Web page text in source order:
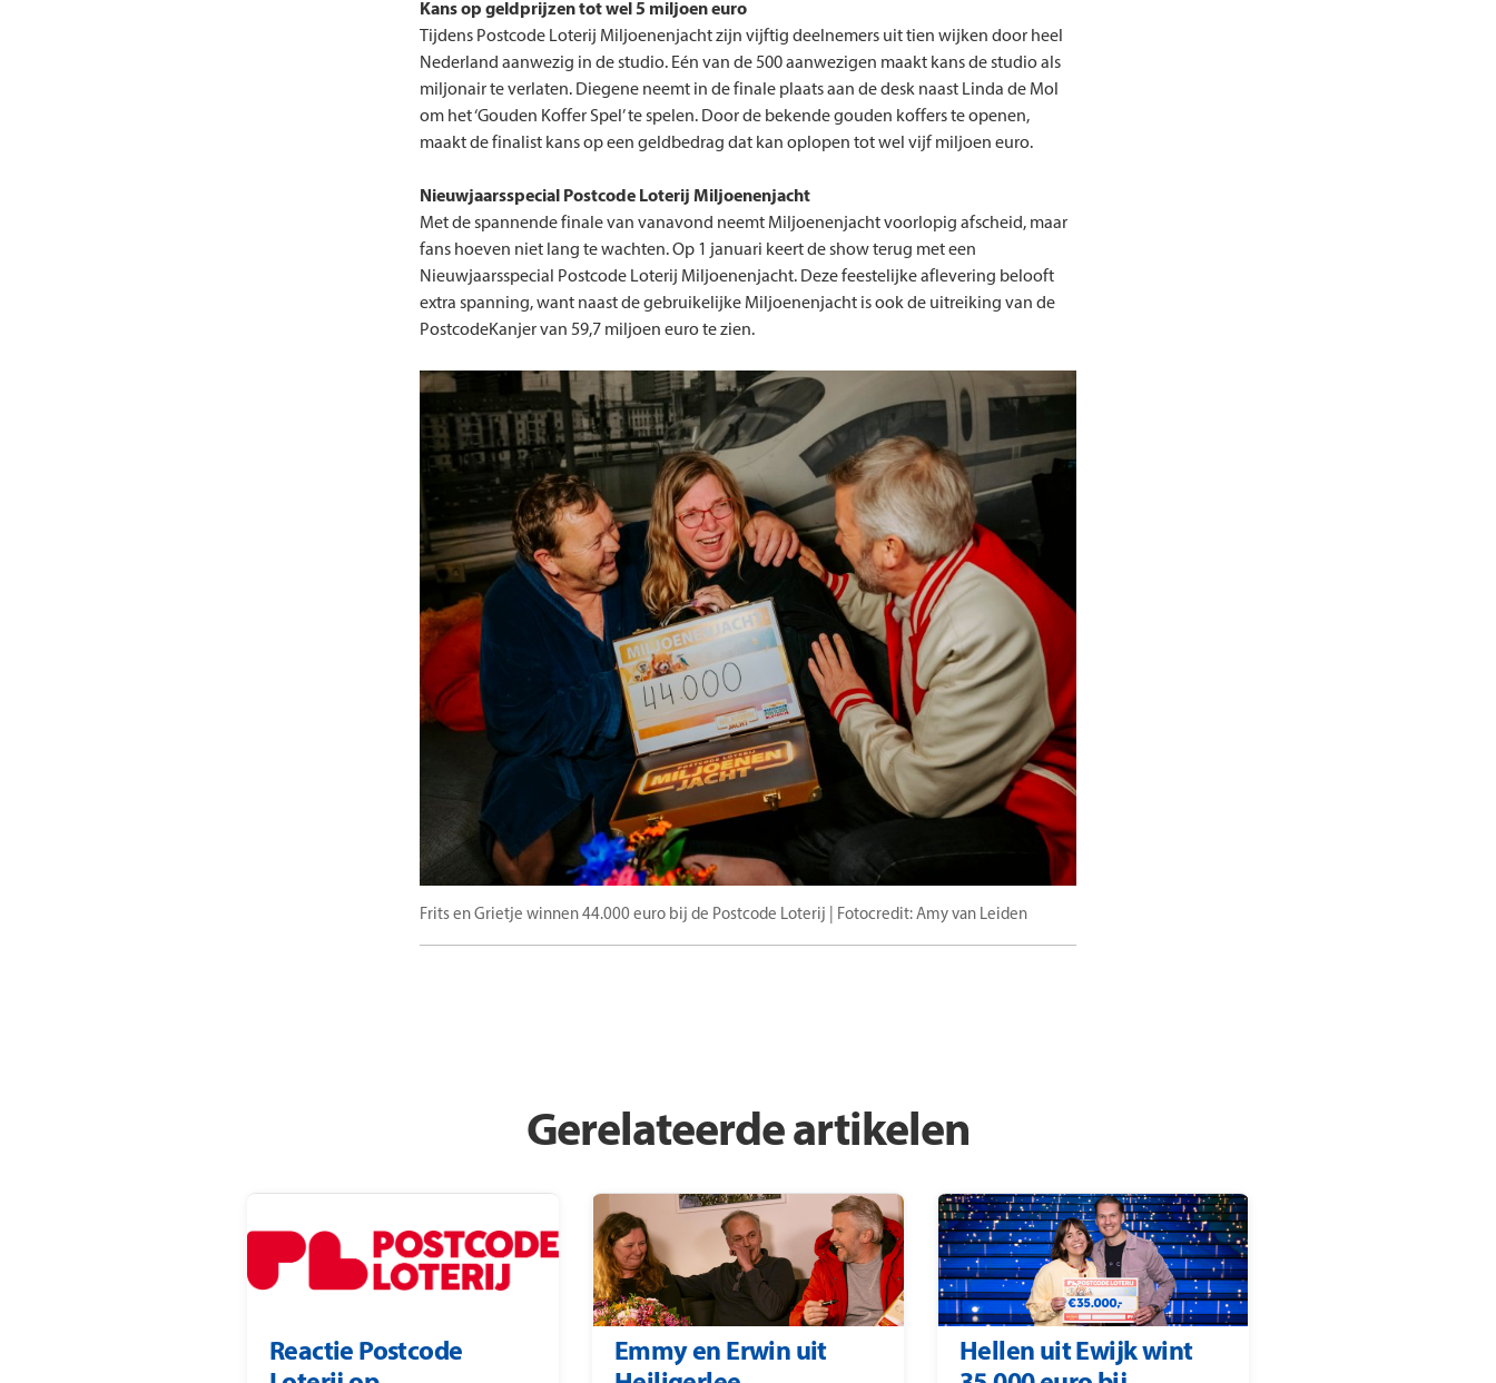
Kans op geldprijzen tot wel 5 miljoen euro
Tijdens Postcode Loterij Miljoenenjacht zijn vijftig deelnemers uit tien wijken door heel
Nederland aanwezig in de studio. Eén van de 500 aanwezigen maakt kans de studio als
miljonair te verlaten. Diegene neemt in de finale plaats aan de desk naast Linda de Mol
om het ‘Gouden Koffer Spel’ te spelen. Door de bekende gouden koffers te openen,
maakt de finalist kans op een geldbedrag dat kan oplopen tot wel vijf miljoen euro.
Nieuwjaarsspecial Postcode Loterij Miljoenenjacht
Met de spannende finale van vanavond neemt Miljoenenjacht voorlopig afscheid, maar
fans hoeven niet lang te wachten. Op 1 januari keert de show terug met een
Nieuwjaarsspecial Postcode Loterij Miljoenenjacht. Deze feestelijke aflevering belooft
extra spanning, want naast de gebruikelijke Miljoenenjacht is ook de uitreiking van de
PostcodeKanjer van 59,7 miljoen euro te zien.
Frits en Grietje winnen 44.000 euro bij de Postcode Loterij | Fotocredit: Amy van Leiden
Gerelateerde artikelen
Reactie Postcode
Emmy en Erwin uit
Hellen uit Ewijk wint